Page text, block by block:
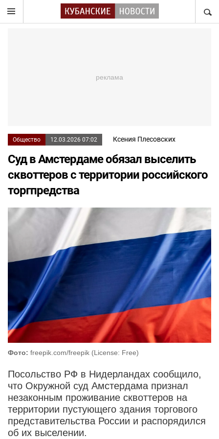
Общество 12.03.2026 07:02 Ксения Плесовских
Суд в Амстердаме обязал выселить
сквоттеров с территории российского
торгпредства
Фото: freepik.com/freepik (License: Free)
Посольство РФ в Нидерландах сообщило,
что Окружной суд Амстердама признал
незаконным проживание сквоттеров на
территории пустующего здания торгового
представительства России и распорядился
об их выселении.